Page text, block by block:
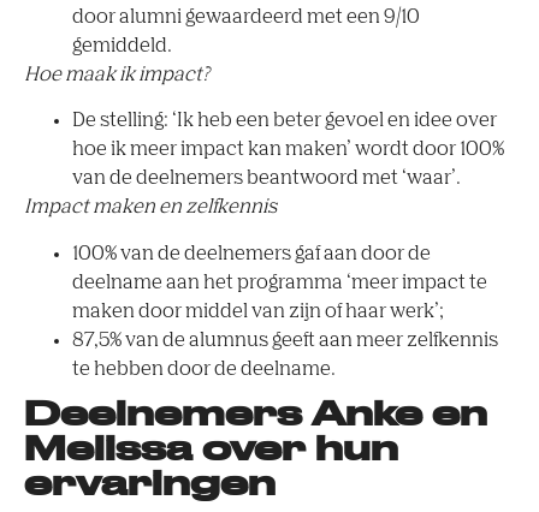
door alumni gewaardeerd met een 9/10
gemiddeld.
Hoe maak ik impact?
De stelling: ‘Ik heb een beter gevoel en idee over
hoe ik meer impact kan maken’ wordt door 100%
van de deelnemers beantwoord met ‘waar’.
Impact maken en zelfkennis
100% van de deelnemers gaf aan door de
deelname aan het programma ‘meer impact te
maken door middel van zijn of haar werk’;
87,5% van de alumnus geeft aan meer zelfkennis
te hebben door de deelname.
Deelnemers Anke en
Melissa over hun
ervaringen